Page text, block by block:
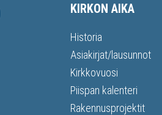
KIRKON AIKA
Historia
Asiakirjat/lausunnot
Kirkkovuosi
Piispan kalenteri
Rakennusprojektit